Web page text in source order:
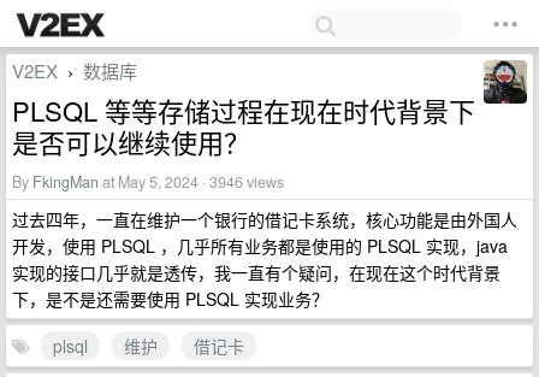
V2EX › 数据库
PLSQL 等等存储过程在现在时代背景下
是否可以继续使用？
By FkingMan at May 5, 2024 · 3946 views
过去四年，一直在维护一个银行的借记卡系统，核心功能是由外国人
开发，使用 PLSQL ，几乎所有业务都是使用的 PLSQL 实现，java
实现的接口几乎就是透传，我一直有个疑问，在现在这个时代背景
下，是不是还需要使用 PLSQL 实现业务？
plsql
维护
借记卡